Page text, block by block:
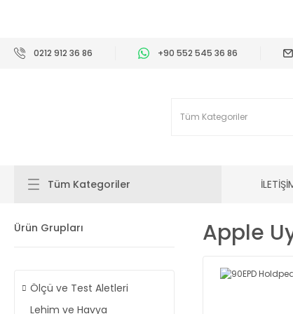
0212 912 36 86 +90 552 545 36 86
Tüm Kategoriler
Ürün Grupları
Ölçü ve Test Aletleri
Lehim ve Havya
Apple